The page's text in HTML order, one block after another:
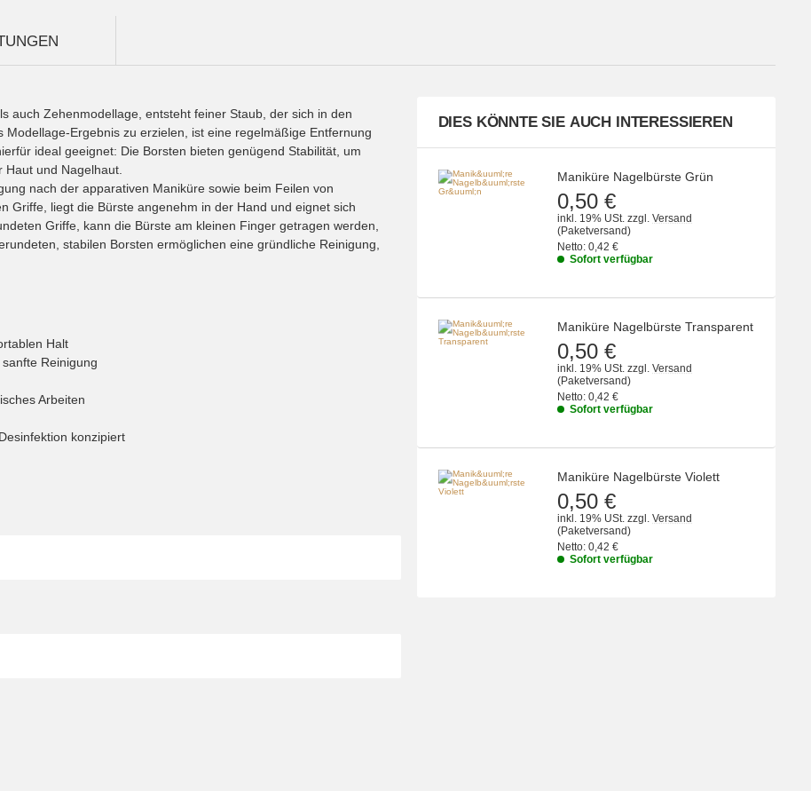
auch Zehenmodellage, entsteht feiner Staub, der sich in den
Ergebnis zu erzielen, ist eine regelmäßige Entfernung
ideal geeignet: Die Borsten bieten genügend Stabilität, um
und Nagelhaut.
nach der apparativen Maniküre sowie beim Feilen von
Griffe, liegt die Bürste angenehm in der Hand und eignet sich
Griffe, kann die Bürste am kleinen Finger getragen werden,
stabilen Borsten ermöglichen eine gründliche Reinigung,
Halt
Reinigung
Arbeiten
konzipiert
DIES KÖNNTE SIE AUCH INTERESSIEREN
Maniküre Nagelbürste Grün
0,50 €
inkl. 19% USt. zzgl.Versand
(Paketversand)
Netto: 0,42 €
Sofort verfügbar
Maniküre Nagelbürste Transparent
0,50 €
inkl. 19% USt. zzgl.Versand
(Paketversand)
Netto: 0,42 €
Sofort verfügbar
Maniküre Nagelbürste Violett
0,50 €
inkl. 19% USt. zzgl.Versand
(Paketversand)
Netto: 0,42 €
Sofort verfügbar